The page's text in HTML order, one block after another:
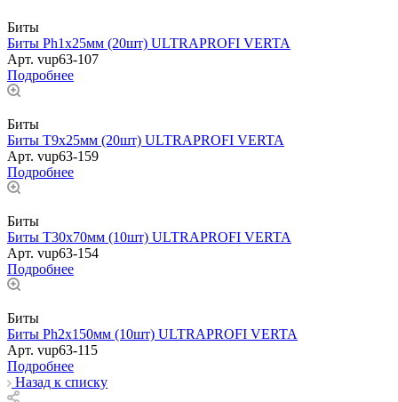
Биты
Биты Ph1х25мм (20шт) ULTRAPROFI VERTA
Арт. vup63-107
Подробнее
Биты
Биты T9х25мм (20шт) ULTRAPROFI VERTA
Арт. vup63-159
Подробнее
Биты
Биты T30х70мм (10шт) ULTRAPROFI VERTA
Арт. vup63-154
Подробнее
Биты
Биты Ph2х150мм (10шт) ULTRAPROFI VERTA
Арт. vup63-115
Подробнее
Назад к списку